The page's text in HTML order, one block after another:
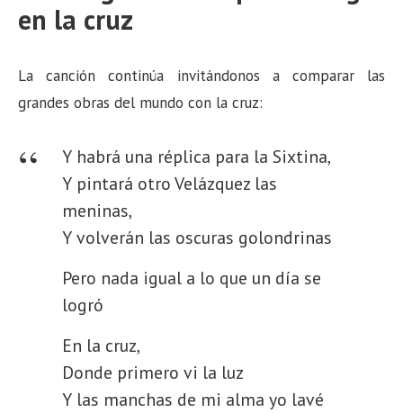
en la cruz
La canción continúa invitándonos a comparar las
grandes obras del mundo con la cruz:
Y habrá una réplica para la Sixtina,
Y pintará otro Velázquez las
meninas,
Y volverán las oscuras golondrinas
Pero nada igual a lo que un día se
logró
En la cruz,
Donde primero vi la luz
Y las manchas de mi alma yo lavé